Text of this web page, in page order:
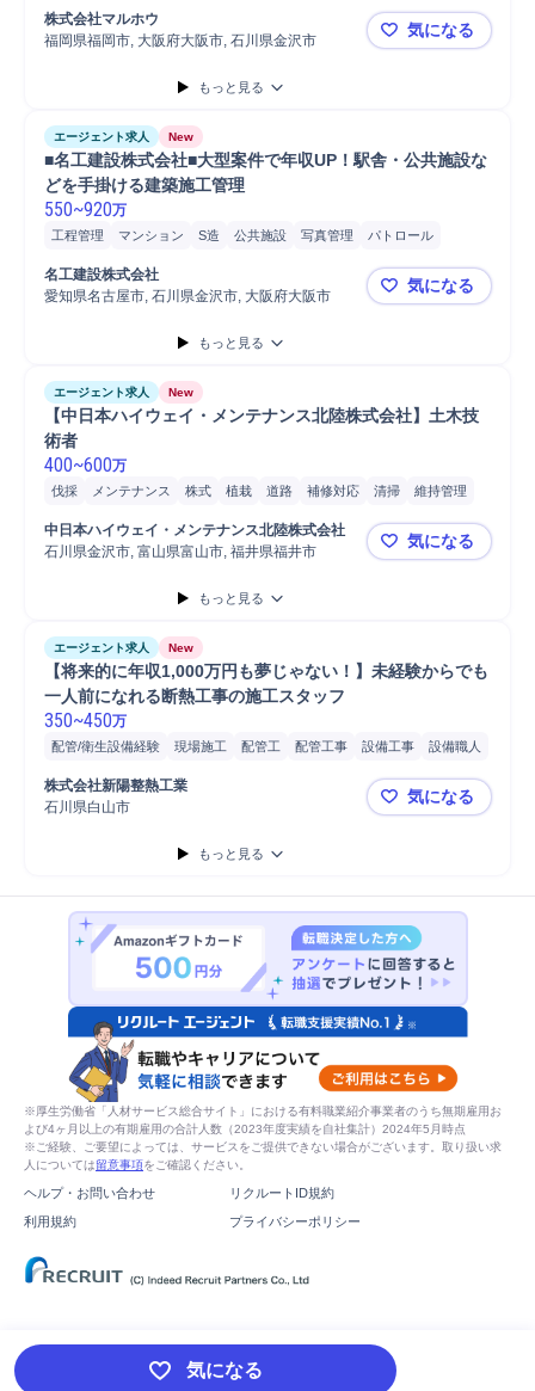
ヒアリング
写真管理
自動車運転
株式会社マルホウ
福岡県福岡市, 大阪府大阪市, 石川県金沢市
【未経験歓
気になる
もっと見る
エージェント求人 New
■名工建設株式会社■大型案件で年収UP！駅舎・公共施設な
どを手掛ける建築施工管理
550~920万
工程管理 マンション S造 公共施設 写真管理
パトロール
安全管理
マネジメント
施工管理技士
名工建設株式会社
愛知県名古屋市, 石川県金沢市, 大阪府大阪市
■名工建設
気になる
もっと見る
エージェント求人 New
【中日本ハイウェイ・メンテナンス北陸株式会社】土木技
術者
400~600万
伐採 メンテナンス 株式 植栽 道路 補修対応 清掃
維持管理
マネジメント
Microsoft Word PC/Web
普通自動車
携帯電話/PC/PC周辺機器 Microsoft Excel
施工管理
中日本ハイウェイ・メンテナンス北陸株式会社
石川県金沢市, 富山県富山市, 福井県福井市
【中日本ハ
気になる
もっと見る
エージェント求人 New
【将来的に年収1,000万円も夢じゃない！】未経験からでも
一人前になれる断熱工事の施工スタッフ
350~450万
配管/衛生設備経験 現場施工 配管工 配管工事 設備工事
設備職人
設備管理
吹付職人
造園職人
電気職人
建築板金職人
配管工事プラント施工管理
株式会社新陽整熱工業
石川県白山市
【将来的に
気になる
もっと見る
気になる
※厚生労働省「人材サービス総合サイト」における有料職業紹介事業者のうち無期雇用お
よび4ヶ月以上の有期雇用の合計人数（2023年度実績を自社集計）2024年5月時点
※ご経験、ご要望によっては、サービスをご提供できない場合がございます。取り扱い求
人については留意事項をご確認ください。
ヘルプ・お問い合わせ
リクルートID規約
利用規約
プライバシーポリシー